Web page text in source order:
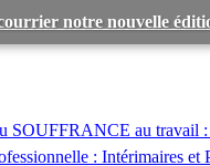
SOUFFRANCE au travail :
: Intérimaires et
notre nouvelle